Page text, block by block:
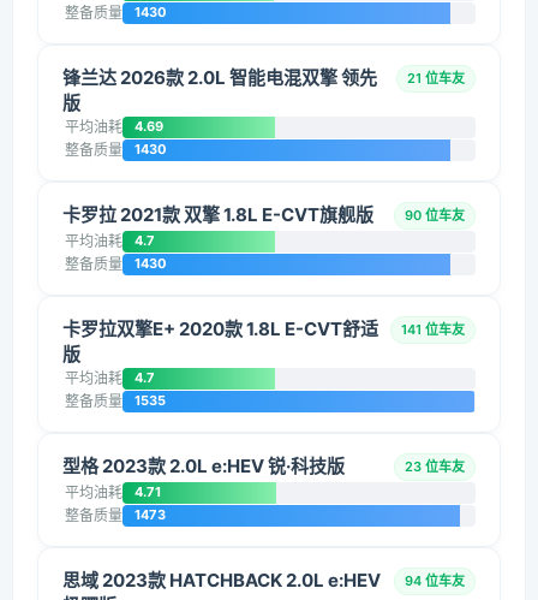
整备质量 1430
锋兰达 2026款 2.0L 智能电混双擎 领先
版
21 位车友
平均油耗 4.69
整备质量 1430
卡罗拉 2021款 双擎 1.8L E-CVT旗舰版 90 位车友
平均油耗 4.7
整备质量 1430
卡罗拉双擎E+ 2020款 1.8L E-CVT舒适
版
141 位车友
平均油耗 4.7
整备质量 1535
型格 2023款 2.0L e:HEV 锐·科技版 23 位车友
平均油耗 4.71
整备质量 1473
思域 2023款 HATCHBACK 2.0L e:HEV
94 位车友